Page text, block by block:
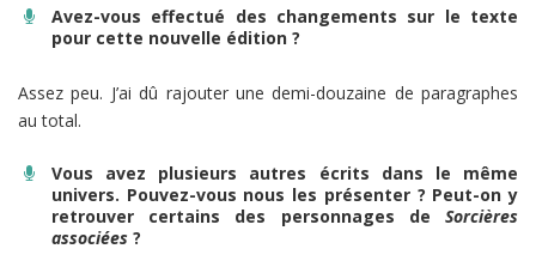
Avez-vous effectué des changements sur le texte
pour cette nouvelle édition ?
Assez peu. J’ai dû rajouter une demi-douzaine de paragraphes
au total.
Vous avez plusieurs autres écrits dans le même
univers. Pouvez-vous nous les présenter ? Peut-on y
retrouver certains des personnages de Sorcières
associées ?